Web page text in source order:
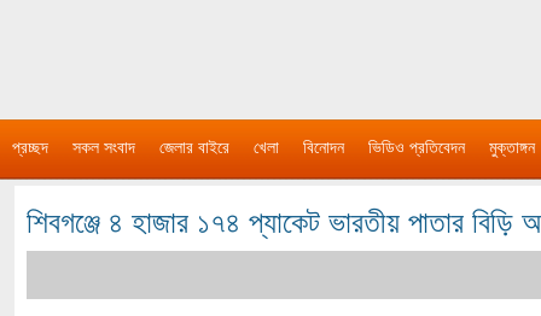
প্রচ্ছদ সকল সংবাদ জেলার বাইরে খেলা বিনোদন ভিডিও প্রতিবেদন মুক্তাঙ্গন
শিবগঞ্জে ৪ হাজার ১৭৪ প্যাকেট ভারতীয় পাতার বিড়ি